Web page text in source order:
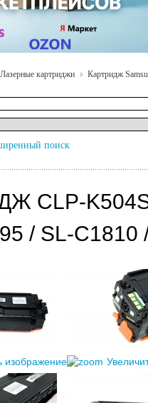
Лазерные картриджи Картридж
поиск
CLP-
/ SL-
изображение